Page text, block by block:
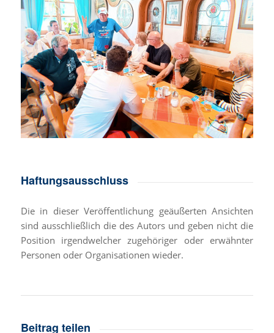
Haftungsausschluss
Die in dieser Veröffentlichung geäußerten Ansichten
sind ausschließlich die des Autors und geben nicht die
Position irgendwelcher zugehöriger oder erwähnter
Personen oder Organisationen wieder.
Beitrag teilen